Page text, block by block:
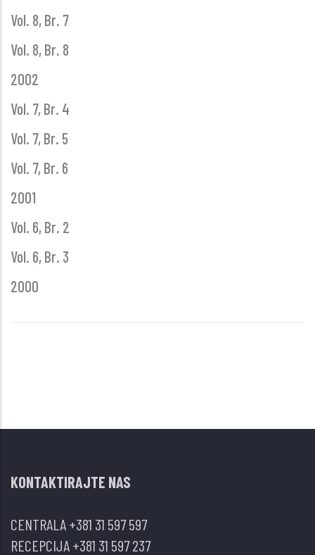
Vol. 8, Br. 7
Vol. 8, Br. 8
2002
Vol. 7, Br. 4
Vol. 7, Br. 5
Vol. 7, Br. 6
2001
Vol. 6, Br. 2
Vol. 6, Br. 3
2000
KONTAKTIRAJTE NAS
CENTRALA+381 31 597 597
RECEPCIJA+381 31 597 237